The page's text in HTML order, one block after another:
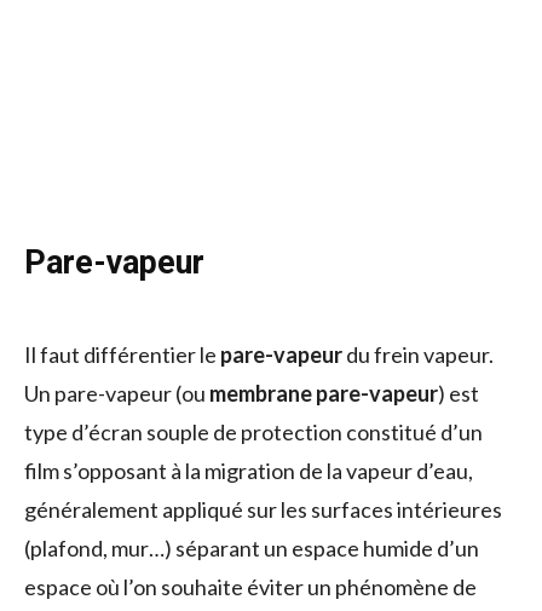
Pare-vapeur
Il faut différentier le pare-vapeurdu frein vapeur.
Un pare-vapeur (ou membrane pare-vapeur) est
type d’écran souple de protection constitué d’un
film s’opposant à la migration de la vapeur d’eau,
généralement appliqué sur les surfaces intérieures
(plafond, mur…) séparant un espace humide d’un
espace où l’on souhaite éviter un phénomène de